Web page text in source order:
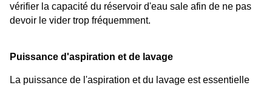
vérifier la capacité du réservoir d'eau sale afin de ne pas
devoir le vider trop fréquemment.
Puissance d'aspiration et de lavage
La puissance de l'aspiration et du lavage est essentielle